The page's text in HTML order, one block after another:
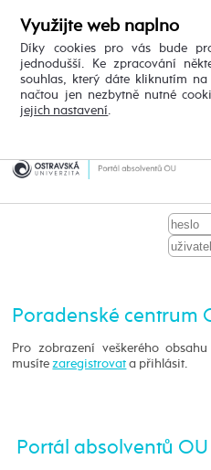
Využijte web naplno
Díky cookies pro vás bude
jednodušší. Ke zpracování
souhlas, který dáte kliknutím
načtou jen nezbytně nutné
jejich nastavení
Poradenské centrum
Pro zobrazení veškerého
musítezaregistrovat a přihlásit.
Portál absolventů OU